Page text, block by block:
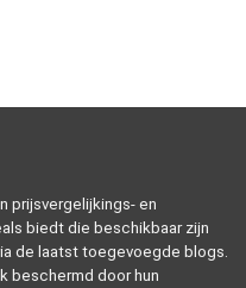
prijsvergelijkings- en
biedt die beschikbaar zijn
de laatst toegevoegde blogs.
beschermd door hun